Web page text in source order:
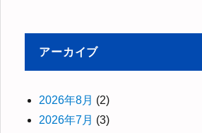
アーカイブ
2026年8月 (2)
2026年7月 (3)